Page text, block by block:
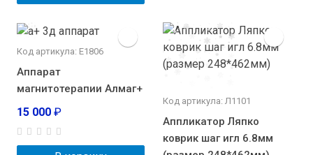
Код артикула: Е1806
Аппарат
магнитотерапии Алмаг+
15 000 ₽
Код артикула: Л1101
Аппликатор Ляпко
коврик шаг игл 6.8мм